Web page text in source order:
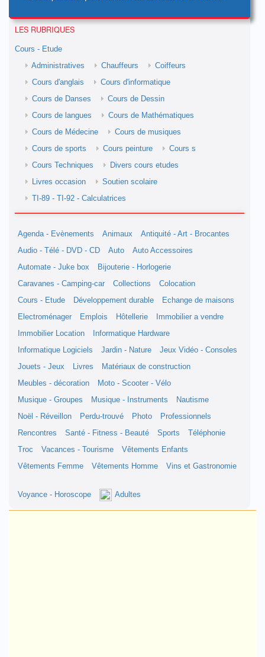
LES RUBRIQUES
Cours - Etude
Administratives
Chauffeurs
Coiffeurs
Cours d'anglais
Cours d'informatique
Cours de Danses
Cours de Dessin
Cours de langues
Cours de Mathématiques
Cours de Médecine
Cours de musiques
Cours de sports
Cours peinture
Cours s
Cours Techniques
Divers cours etudes
Livres occasion
Soutien scolaire
TI-89 - TI-92 - Calculatrices
Agenda - Evènements Animaux
Antiquité - Art - Brocantes
Audio - Télé - DVD - CD
Auto
Auto Accessoires
Automate - Juke box
Bijouterie - Horlogerie
Caravanes - Camping-car
Collections
Colocation
Cours - Etude
Développement durable
Echange de maisons
Electroménager
Emplois Hôtellerie
Immobilier a vendre
Immobilier Location
Informatique Hardware
Informatique Logiciels
Jardin - Nature
Jeux Vidéo - Consoles
Jouets - Jeux
Livres
Matériaux de construction
Meubles - décoration
Moto - Scooter - Vélo
Musique - Groupes
Musique - Instruments
Nautisme
Noël - Réveillon
Perdu-trouvé Photo
Professionnels
Rencontres
Santé - Fitness - Beauté Sports
Téléphonie
Troc
Vacances - Tourisme
Vêtements Enfants
Vêtements Femme
Vêtements Homme Vins et Gastronomie
Voyance - Horoscope Adultes